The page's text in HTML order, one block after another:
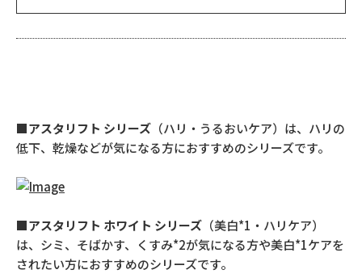
■アスタリフト シリーズ （ハリ・うるおいケア）は、ハリの
低下、乾燥などが気になる方におすすめのシリーズです。
■アスタリフト ホワイト シリーズ （美白*1・ハリケア）
は、シミ、そばかす、くすみ*2が気になる方や美白*1ケアを
されたい方におすすめのシリーズです。